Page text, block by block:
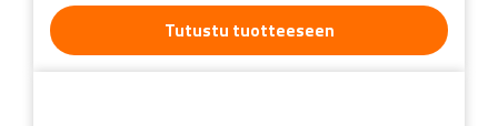
Tutustu tuotteeseen